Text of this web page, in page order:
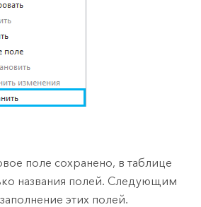
поле сохранено, в таблице
названия полей. Следующим
этих полей.